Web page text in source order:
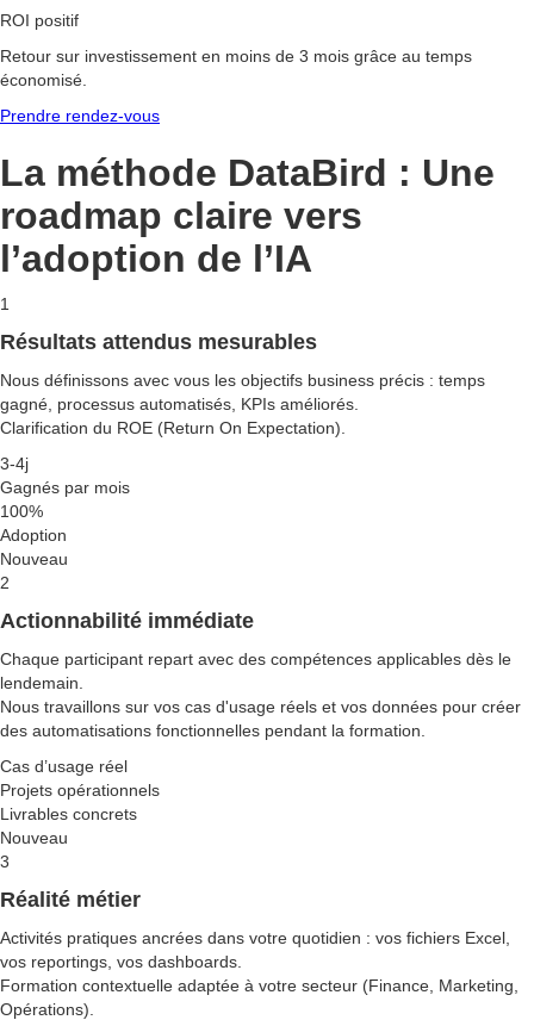
ROI positif
Retour sur investissement en moins de 3 mois grâce au temps
économisé.
Prendre rendez-vous
La méthode DataBird : Une
roadmap claire vers
l’adoption de l’IA
1
Résultats attendus mesurables
Nous définissons avec vous les objectifs business précis : temps
gagné, processus automatisés, KPIs améliorés.
Clarification du ROE (Return On Expectation).
3-4j
Gagnés par mois
100%
Adoption
Nouveau
2
Actionnabilité immédiate
Chaque participant repart avec des compétences applicables dès le
lendemain.
Nous travaillons sur vos cas d'usage réels et vos données pour créer
des automatisations fonctionnelles pendant la formation.
Cas d’usage réel
Projets opérationnels
Livrables concrets
Nouveau
3
Réalité métier
Activités pratiques ancrées dans votre quotidien : vos fichiers Excel,
vos reportings, vos dashboards.
Formation contextuelle adaptée à votre secteur (Finance, Marketing,
Opérations).